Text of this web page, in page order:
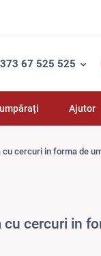
67 525 525
Ajutor
cu cercuri in forma de
cu cercuri in